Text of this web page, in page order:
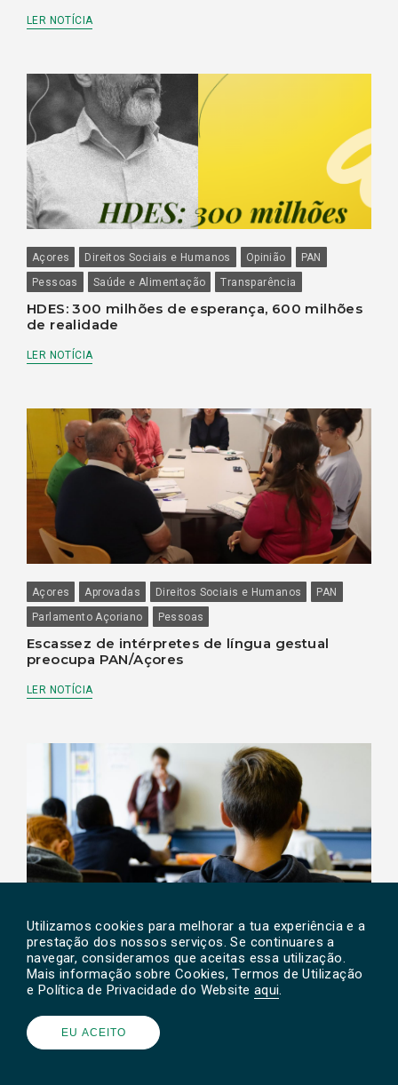
Utilizamos cookies para melhorar a tua experiência e a
prestação dos nossos serviços. Se continuares a
navegar, consideramos que aceitas essa utilização.
Mais informação sobre Cookies, Termos de Utilização
e Política de Privacidade do Website aqui.
EU ACEITO
LER NOTÍCIA
Açores Direitos Sociais e Humanos Opinião
PAN
Pessoas
Saúde e Alimentação Transparência
HDES: 300 milhões de esperança, 600 milhões
de realidade
LER NOTÍCIA
Açores Aprovadas Direitos Sociais e Humanos
PAN
Parlamento Açoriano
Pessoas
Escassez de intérpretes de língua gestual
preocupa PAN/Açores
LER NOTÍCIA
Açores Aprovadas Educação
PAN
Parlamento Açoriano
Pessoas Transparência
PAN/A quer saber estado de execução da Bolsa
do Cuidador Educacional
LER NOTÍCIA